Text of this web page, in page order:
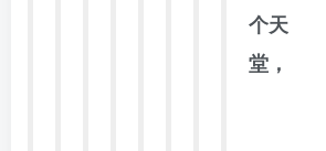
个天
堂，